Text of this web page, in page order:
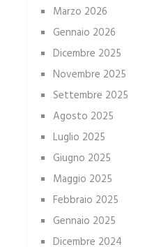
Marzo 2026
Gennaio 2026
Dicembre 2025
Novembre 2025
Settembre 2025
Agosto 2025
Luglio 2025
Giugno 2025
Maggio 2025
Febbraio 2025
Gennaio 2025
Dicembre 2024